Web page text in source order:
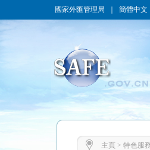
國家外匯管理局 簡體中文
主頁 > 特色服